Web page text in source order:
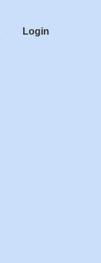
Login